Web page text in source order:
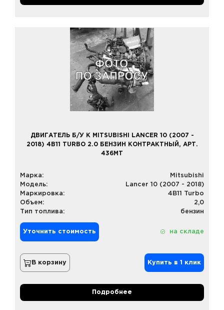
ДВИГАТЕЛЬ Б/У К MITSUBISHI LANCER 10 (2007 -
2018) 4B11 TURBO 2.0 БЕНЗИН КОНТРАКТНЫЙ, АРТ.
436MT
Марка:
Mitsubishi
Модель:
Lancer 10 (2007 - 2018)
Маркировка:
4B11 Turbo
Объем:
2,0
Тип топлива:
бензин
Уточнить стоимость на складе
В корзину Купить в 1 клик
Подробнее